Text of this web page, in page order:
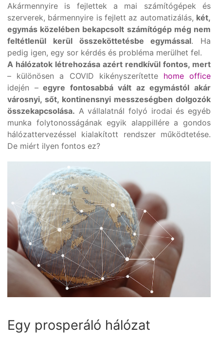
Akármennyire is fejlettek a mai számítógépek és
szerverek, bármennyire is fejlett az automatizálás, két,
egymás közelében bekapcsolt számítógép még nem
feltétlenül kerül összeköttetésbe egymással. Ha
pedig igen, egy sor kérdés és probléma merülhet fel.
A hálózatok létrehozása azért rendkívül fontos, mert
– különösen a COVID kikényszerítette home office
idején –egyre fontosabbá vált az egymástól akár
városnyi, sőt, kontinensnyi messzeségben dolgozók
összekapcsolása. A vállalatnál folyó irodai és egyéb
munka folytonosságának egyik alappillére a gondos
hálózattervezéssel kialakított rendszer működtetése.
De miért ilyen fontos ez?
Egy prosperáló hálózat